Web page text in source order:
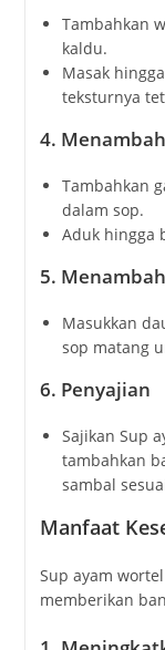
Tambahkan
kaldu.
Masak
teksturnya
4.
Tambahkan
dalam sop.
Aduk hingga
5.
Masukkan
sop matang
6. Penyajian
Sajikan Sup
tambahkan
sambal
Manfaat
Sup ayam
memberikan